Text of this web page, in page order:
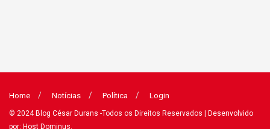
Home Notícias Política Login
© 2024 Blog César Durans -Todos os Direitos Reservados
| Desenvolvido
por: Host Dominus.